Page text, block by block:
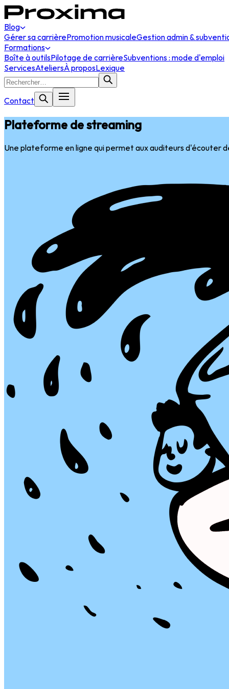
Blog
Gérer sa carrièrePromotion musicaleGestion admin &
Formations
Boîte à outilsPilotage de carrièreSubventions : mode d'emploi
ServicesAteliersÀ proposLexique
Contact
Plateforme de streaming
Une plateforme en ligne qui permet aux auditeurs d'écouter